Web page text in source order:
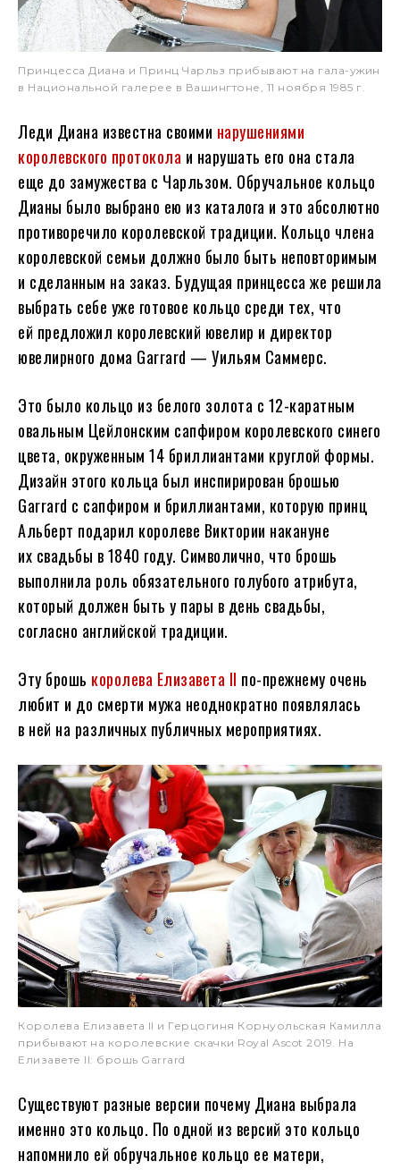
Принцесса Диана и Принц Чарльз прибывают на гала-ужин
в Национальной галерее в Вашингтоне, 11 ноября 1985 г.
Леди Диана известна своими нарушениями
королевского протокола и нарушать его она стала
еще до замужества с Чарльзом. Обручальное кольцо
Дианы было выбрано ею из каталога и это абсолютно
противоречило королевской традиции. Кольцо члена
королевской семьи должно было быть неповторимым
и сделанным на заказ. Будущая принцесса же решила
выбрать себе уже готовое кольцо среди тех, что
ей предложил королевский ювелир и директор
ювелирного дома Garrard — Уильям Саммерс.
Это было кольцо из белого золота с 12-каратным
овальным Цейлонским сапфиром королевского синего
цвета, окруженным 14 бриллиантами круглой формы.
Дизайн этого кольца был инспирирован брошью
Garrard с сапфиром и бриллиантами, которую принц
Альберт подарил королеве Виктории накануне
их свадьбы в 1840 году. Символично, что брошь
выполнила роль обязательного голубого атрибута,
который должен быть у пары в день свадьбы,
согласно английской традиции.
Эту брошь королева Елизавета II по-прежнему очень
любит и до смерти мужа неоднократно появлялась
в ней на различных публичных мероприятиях.
Королева Елизавета II и Герцогиня Корнуольская Камилла
прибывают на королевские скачки Royal Ascot 2019. На
Елизавете II: брошь Garrard
Существуют разные версии почему Диана выбрала
именно это кольцо. По одной из версий это кольцо
напомнило ей обручальное кольцо ее матери,